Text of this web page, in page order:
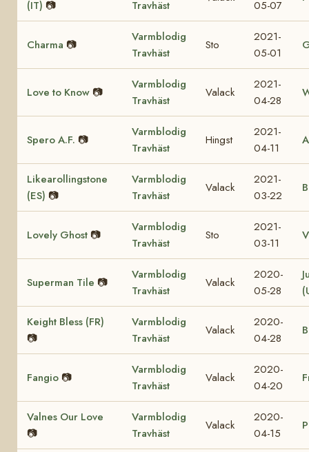
(IT) 📷 Travhäst 05-07
Charma 📷
Varmblodig
Travhäst
Sto
2021-
05-01
Love to Know 📷
Varmblodig
Travhäst
Valack
2021-
04-28
Spero A.F. 📷
Varmblodig
Travhäst
Hingst
2021-
04-11
Likearollingstone
(ES) 📷
Varmblodig
Travhäst
Valack
2021-
03-22
Lovely Ghost 📷
Varmblodig
Travhäst
Sto
2021-
03-11
Superman Tile 📷
Varmblodig
Travhäst
Valack
2020-
05-28
Keight Bless (FR)
📷
Varmblodig
Travhäst
Valack
2020-
04-28
Fangio 📷
Varmblodig
Travhäst
Valack
2020-
04-20
Valnes Our Love
📷
Varmblodig
Travhäst
Valack
2020-
04-15